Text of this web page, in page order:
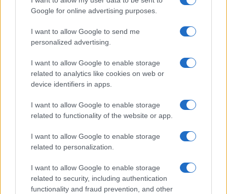
Google for online advertising purposes.
I want to allow Google to send me
personalized advertising.
I want to allow Google to enable storage
related to analytics like cookies on web or
device identifiers in apps.
I want to allow Google to enable storage
related to functionality of the website or app.
I want to allow Google to enable storage
related to personalization.
I want to allow Google to enable storage
related to security, including authentication
functionality and fraud prevention, and other
από 18.990 ευρώ
Ατρόμητος και Novibet
συνεχίζουν μαζί: Ανανέωση
δεικτών FTSE4Good